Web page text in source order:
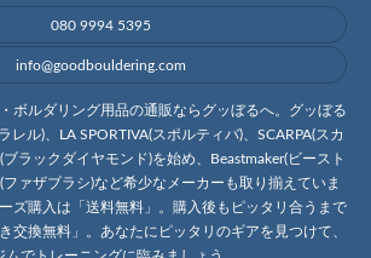
080 9994 5395
info@goodbouldering.com
ボルダリング用品の通販ならグッぼるへ。グッぼる
レル)、LA SPORTIVA(スポルティバ)、SCARPA(スカ
ラックダイヤモンド)を始め、Beastmaker(ビースト
ファザブラシ)など希少なメーカーも取り揃えていま
ズ購入は「送料無料」。購入後もピッタリ合うまで
交換無料」。あなたにピッタリのギアを見つけて、